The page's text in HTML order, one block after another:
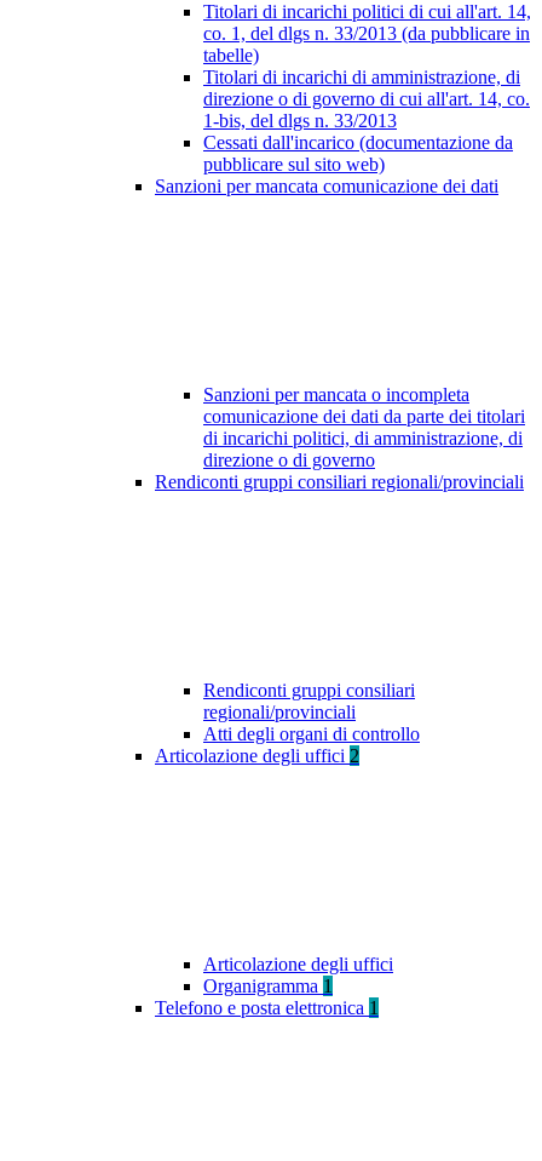
Titolari di incarichi politici di cui all'art. 14,
co. 1, del dlgs n. 33/2013 (da pubblicare in
tabelle)
Titolari di incarichi di amministrazione, di
direzione o di governo di cui all'art. 14, co.
1-bis, del dlgs n. 33/2013
Cessati dall'incarico (documentazione da
pubblicare sul sito web)
Sanzioni per mancata comunicazione dei dati
Sanzioni per mancata o incompleta
comunicazione dei dati da parte dei titolari
di incarichi politici, di amministrazione, di
direzione o di governo
Rendiconti gruppi consiliari regionali/provinciali
Rendiconti gruppi consiliari
regionali/provinciali
Atti degli organi di controllo
Articolazione degli uffici 2
Articolazione degli uffici
Organigramma 1
Telefono e posta elettronica 1